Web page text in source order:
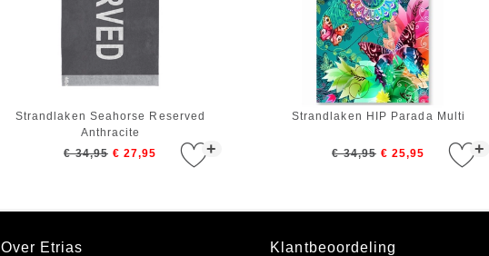
+
Strandlaken Seahorse Reserved
Anthracite
€ 34,95 € 27,95 +
Strandlaken HIP Parada Multi
€ 34,95 € 25,95
Over Etrias Klantbeoordeling